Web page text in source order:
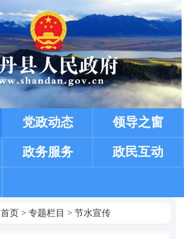
党政动态 领导之窗
政务服务 政民互动
首页> 专题栏目 > 节水宣传